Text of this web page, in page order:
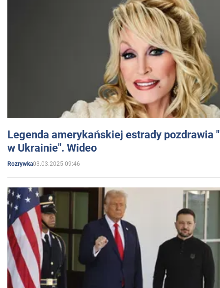
Legenda amerykańskiej estrady pozdrawia
w Ukrainie". Wideo
Rozrywka03.03.2025 09:46